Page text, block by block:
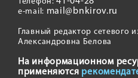
e-mail: mail@bnkirov.ru
Главный редактор сетевого
Александровна Белова
На информационном
применяются